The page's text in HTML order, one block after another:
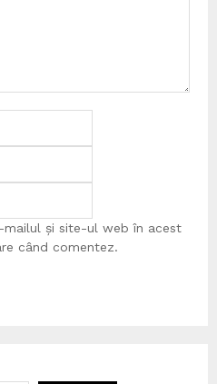
mailul și site-ul web în acest
când comentez.